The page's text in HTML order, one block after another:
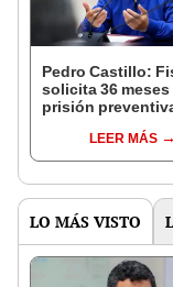
Pedro Castillo:
solicita 36 meses
prisión
LEER MÁS
LO MÁS VISTO